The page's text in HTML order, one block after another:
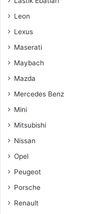
Leon
Lexus
Maserati
Maybach
Mazda
Mercedes Benz
Mini
Mitsubishi
Nissan
Opel
Peugeot
Porsche
Renault